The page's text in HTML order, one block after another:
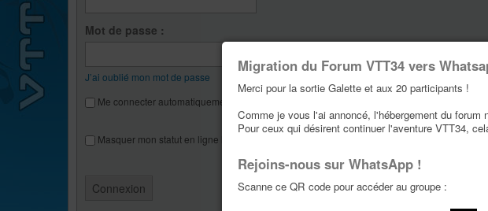
Migration du Forum VTT34 vers
Merci pour la sortie Galette et aux 20 participants !
Comme je vous l'ai annoncé, l'hébergement du
Pour ceux qui désirent continuer l'aventure VTT34,
Rejoins-nous sur WhatsApp !
Scanne ce QR code pour accéder au groupe :
Mot de passe :
J’ai oublié mon mot de passe
Me connecter automatiquement lors de chaque visite
Masquer mon statut en ligne lors de cette session